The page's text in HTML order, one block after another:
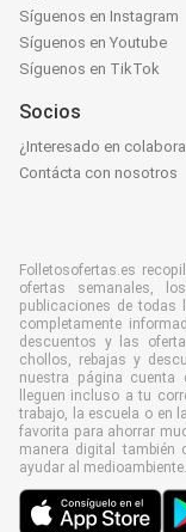
Síguenos en Instagram
Síguenos en Youtube
Síguenos en TikTok
Socios
¿Interesado en
Contácta con nosotros
Folletosofertas.es
ofertas semanales,
publicaciones de todas
completamente
descuentos y las
chollos, rebajas y
nuestra página
lleguen incluso a tu
trabajo, la escuela o en
favorita para ahorrar
manera digital también
ayudar al medioambiente.